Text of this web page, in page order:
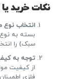
نکات خرید
انتخاب نوع
بسته به
سبک) را
توجه به
از کیفیت
فلزی